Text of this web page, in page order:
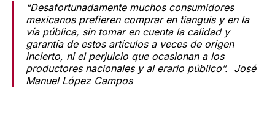
“Desafortunadamente muchos consumidores
mexicanos prefieren comprar en tianguis y en la
vía pública, sin tomar en cuenta la calidad y
garantía de estos artículos a veces de origen
incierto, ni el perjuicio que ocasionan a los
productores nacionales y al erario público”. José
Manuel López Campos